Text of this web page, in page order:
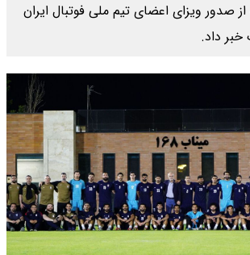
از صدور ویزای اعضای تیم ملی فوتبال ایران
داد.